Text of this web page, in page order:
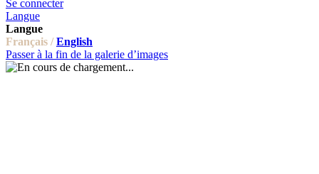
Se connecter
Langue
Langue
Français / English
Passer à la fin de la galerie d’images